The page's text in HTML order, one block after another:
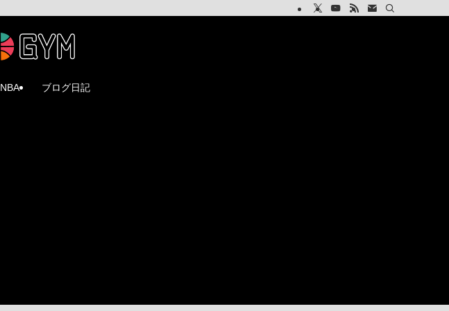
NBA ブログ日記